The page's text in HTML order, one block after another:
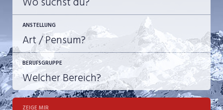
ANSTELLUNG
JOB-TYP
10-100%
Festanstellung
BERUFSGRUPPE
ZEIGE MIR